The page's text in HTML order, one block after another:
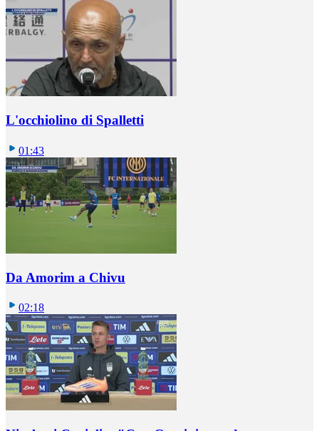
L'occhiolino di Spalletti
01:43
Da Amorim a Chivu
02:18